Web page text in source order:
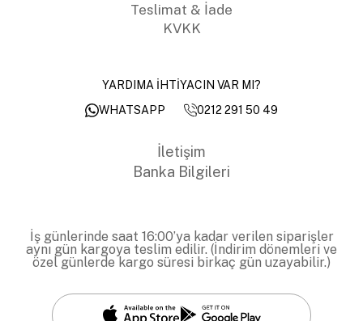
Teslimat & İade
KVKK
YARDIMA İHTİYACIN VAR MI?
WHATSAPP
0212 291 50 49
İletişim
Banka Bilgileri
İş günlerinde saat 16:00’ya kadar verilen siparişler
aynı gün kargoya teslim edilir. (İndirim dönemleri ve
özel günlerde kargo süresi birkaç gün uzayabilir.)